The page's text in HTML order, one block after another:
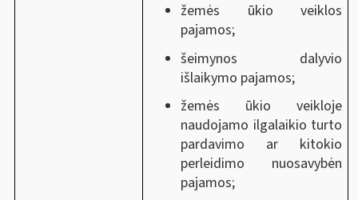
žemės ūkio veiklos
pajamos;
šeimynos dalyvio
išlaikymo pajamos;
žemės ūkio veikloje
naudojamo ilgalaikio turto
pardavimo ar kitokio
perleidimo nuosavybėn
pajamos;